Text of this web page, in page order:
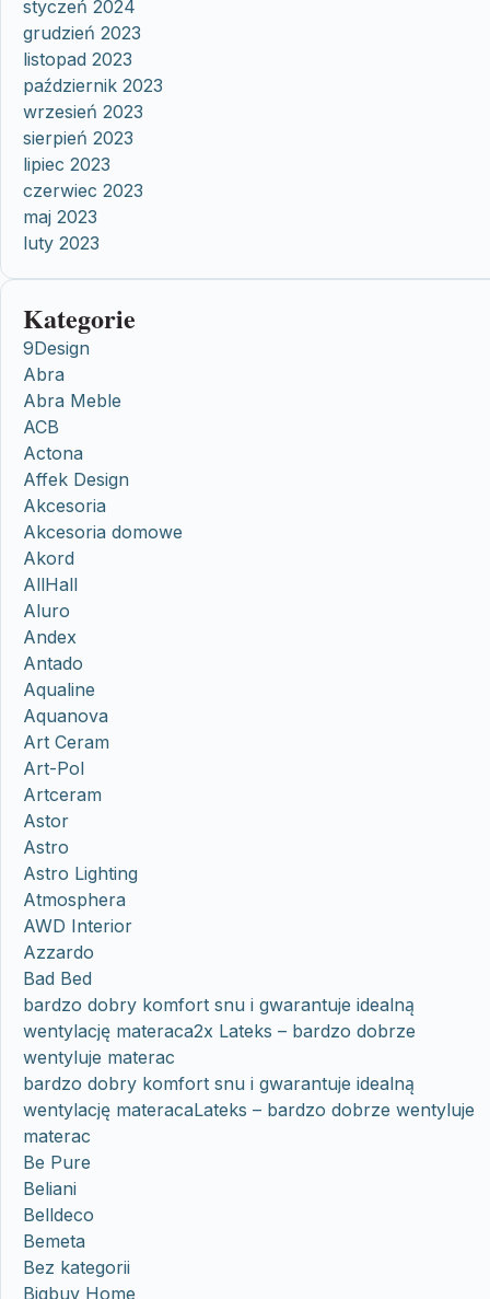
styczeń 2024
grudzień 2023
listopad 2023
październik 2023
wrzesień 2023
sierpień 2023
lipiec 2023
czerwiec 2023
maj 2023
luty 2023
Kategorie
9Design
Abra
Abra Meble
ACB
Actona
Affek Design
Akcesoria
Akcesoria domowe
Akord
AllHall
Aluro
Andex
Antado
Aqualine
Aquanova
Art Ceram
Art-Pol
Artceram
Astor
Astro
Astro Lighting
Atmosphera
AWD Interior
Azzardo
Bad Bed
bardzo dobry komfort snu i gwarantuje idealną
wentylację materaca2x Lateks – bardzo dobrze
wentyluje materac
bardzo dobry komfort snu i gwarantuje idealną
wentylację materacaLateks – bardzo dobrze wentyluje
materac
Be Pure
Beliani
Belldeco
Bemeta
Bez kategorii
Bigbuy Home